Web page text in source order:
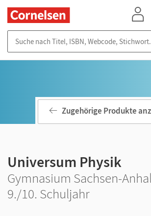
Zugehörige Produkte
Universum Physik
Gymnasium Sachsen-
9./10. Schuljahr